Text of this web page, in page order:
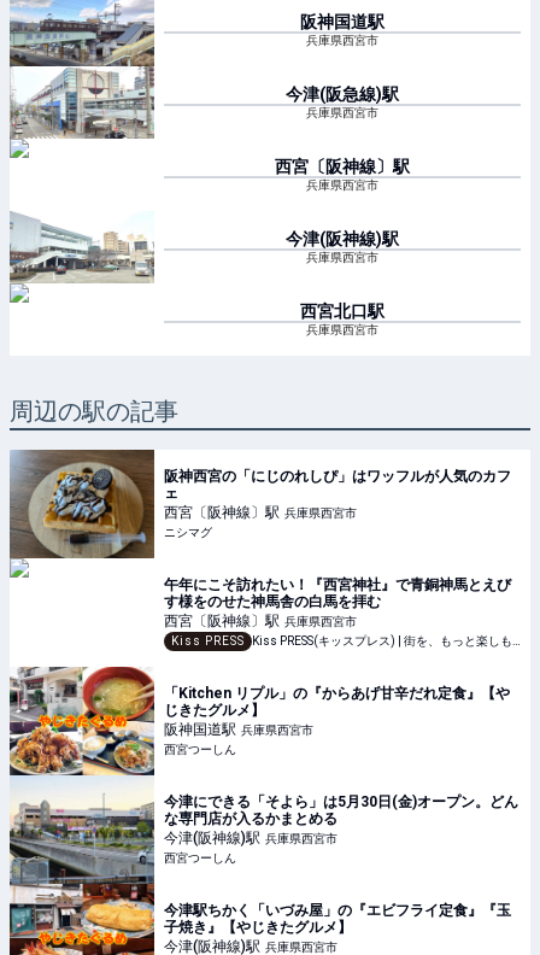
阪神国道駅
兵庫県西宮市
今津(阪急線)駅
兵庫県西宮市
西宮〔阪神線〕 駅
兵庫県西宮市
今津(阪神線)駅
兵庫県西宮市
西宮北口駅
兵庫県西宮市
周辺の駅の記事
阪神西宮の「にじのれしぴ」はワッフルが人気のカフ
ェ
西宮〔阪神線〕駅 兵庫県西宮市
ニシマグ
午年にこそ訪れたい！『西宮神社』で青銅神馬とえび
す様をのせた神馬舎の白馬を拝む
西宮〔阪神線〕駅 兵庫県西宮市
Kiss PRESS
「Kitchen リプル」の『からあげ甘辛だれ定食』【や
じきたグルメ】
阪神国道駅 兵庫県西宮市
西宮つーしん
今津にできる「そよら」は5月30日(金)オープン。どん
な専門店が入るかまとめる
今津(阪神線)駅 兵庫県西宮市
西宮つーしん
今津駅ちかく「いづみ屋」の『エビフライ定食』『玉
子焼き』【やじきたグルメ】
今津(阪神線)駅 兵庫県西宮市